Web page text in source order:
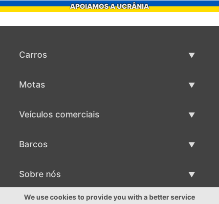
APOIAMOS A UCRÂNIA
Carros
Motas
Veículos comerciais
Barcos
Venda de barcos
Sobre nós
Sobre nós
We use cookies to provide you with a better service